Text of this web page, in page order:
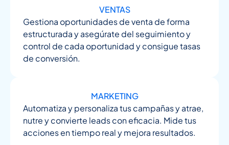
VENTAS
Gestiona oportunidades de venta de forma
estructurada y asegúrate del seguimiento y
control de cada oportunidad y consigue tasas
de conversión.
MARKETING
Automatiza y personaliza tus campañas y atrae,
nutre y convierte leads con eficacia. Mide tus
acciones en tiempo real y mejora resultados.